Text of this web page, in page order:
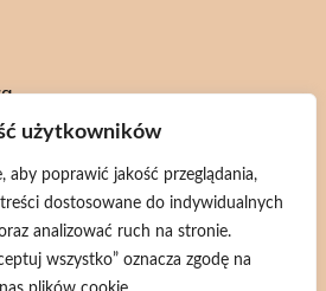
użytkowników
aby poprawić jakość przeglądania,
dostosowane do indywidualnych
analizować ruch na stronie.
wszystko” oznacza zgodę na
moich danych osobowych zgodnie z